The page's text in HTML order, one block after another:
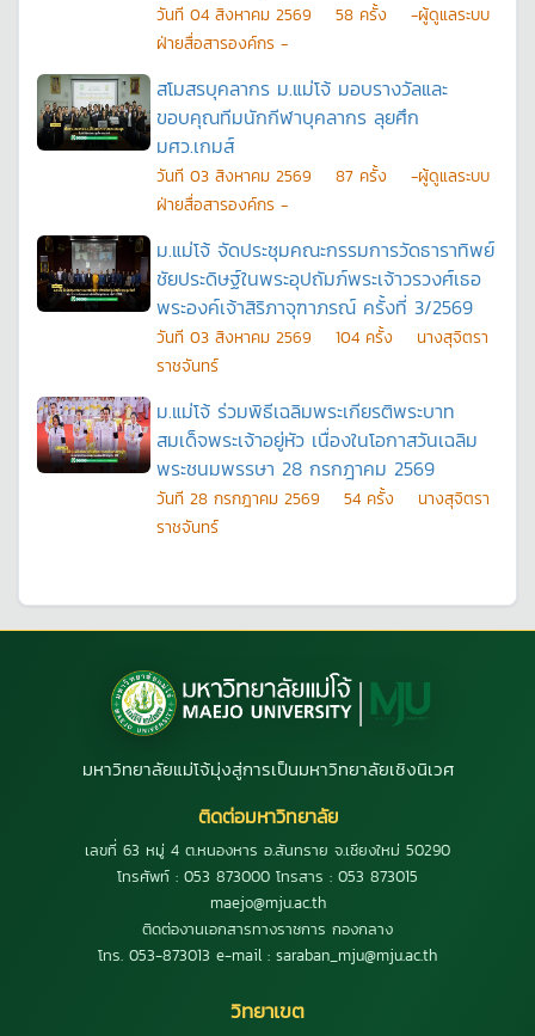
วันที 04 สิงหาคม 2569 58 ครั้ง
-ผู้ดูแลระบบ
ฝ่ายสื่อสารองค์กร -
สโมสรบุคลากร ม.แม่โจ้ มอบรางวัลและ
ขอบคุณทีมนักกีฬาบุคลากร ลุยศึก
มศว.เกมส์
วันที 03 สิงหาคม 2569 87 ครั้ง
-ผู้ดูแลระบบ
ฝ่ายสื่อสารองค์กร -
ม.แม่โจ้ จัดประชุมคณะกรรมการวัดธาราทิพย์
ชัยประดิษฐ์ในพระอุปถัมภ์พระเจ้าวรวงศ์เธอ
พระองค์เจ้าสิริภาจุฑาภรณ์ ครั้งที่ 3/2569
วันที 03 สิงหาคม 2569 104 ครั้ง
นางสุจิตรา
ราชจันทร์
ม.แม่โจ้ ร่วมพิธีเฉลิมพระเกียรติพระบาท
สมเด็จพระเจ้าอยู่หัว เนื่องในโอกาสวันเฉลิม
พระชนมพรรษา 28 กรกฎาคม 2569
วันที 28 กรกฎาคม 2569 54 ครั้ง
นางสุจิตรา
ราชจันทร์
มหาวิทยาลัยแม่โจ้มุ่งสู่การเป็นมหาวิทยาลัยเชิงนิเวศ
ติดต่อมหาวิทยาลัย
เลขที่ 63 หมู่ 4 ต.หนองหาร อ.สันทราย จ.เชียงใหม่ 50290
โทรศัพท์ : 053 873000 โทรสาร : 053 873015
maejo@mju.ac.th
ติดต่องานเอกสารทางราชการ กองกลาง
โทร. 053-873013 e-mail : saraban_mju@mju.ac.th
วิทยาเขต